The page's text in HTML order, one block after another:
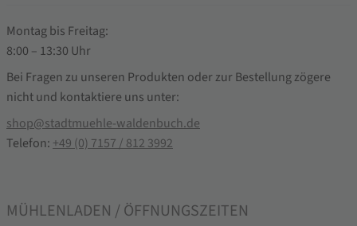
Montag bis Freitag:
8:00 – 13:30 Uhr
Bei Fragen zu unseren Produkten oder zur Bestellung zögere
nicht und kontaktiere uns unter:
shop@stadtmuehle-waldenbuch.de
Telefon: +49 (0) 7157 / 812 3992
MÜHLENLADEN / ÖFFNUNGSZEITEN